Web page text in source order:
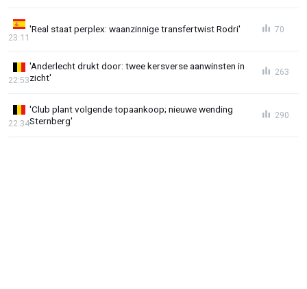
'Real staat perplex: waanzinnige transfertwist Rodri'
23:11
70
'Anderlecht drukt door: twee kersverse aanwinsten in
zicht'
22:53
263
'Club plant volgende topaankoop; nieuwe wending
Sternberg'
22:34
290